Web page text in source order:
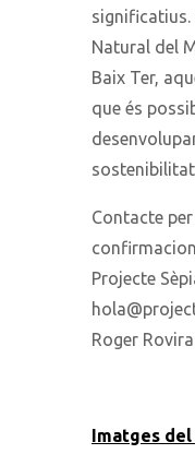
significatius.
Natural del
Baix Ter,
que és
Contacte
Projecte
Roger
Imatges